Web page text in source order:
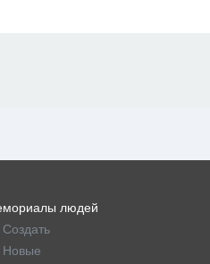
людей
Создать
Новые